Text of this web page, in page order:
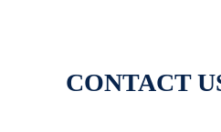
CONTACT